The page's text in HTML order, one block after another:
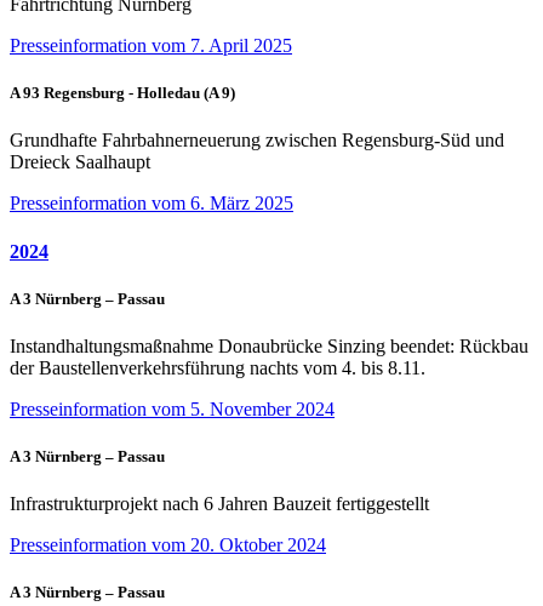
Fahrtrichtung Nürnberg
Presseinformation vom 7. April 2025
A 93 Regensburg - Holledau (A 9)
Grundhafte Fahrbahnerneuerung zwischen Regensburg-Süd und
Dreieck Saalhaupt
Presseinformation vom 6. März 2025
2024
A 3 Nürnberg – Passau
Instandhaltungsmaßnahme Donaubrücke Sinzing beendet: Rückbau
der Baustellenverkehrsführung nachts vom 4. bis 8.11.
Presseinformation vom 5. November 2024
A 3 Nürnberg – Passau
Infrastrukturprojekt nach 6 Jahren Bauzeit fertiggestellt
Presseinformation vom 20. Oktober 2024
A 3 Nürnberg – Passau